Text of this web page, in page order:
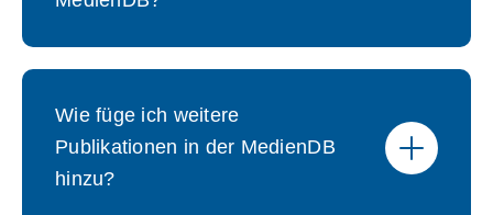
Wie füge ich weitere
Publikationen in der MedienDB
hinzu?